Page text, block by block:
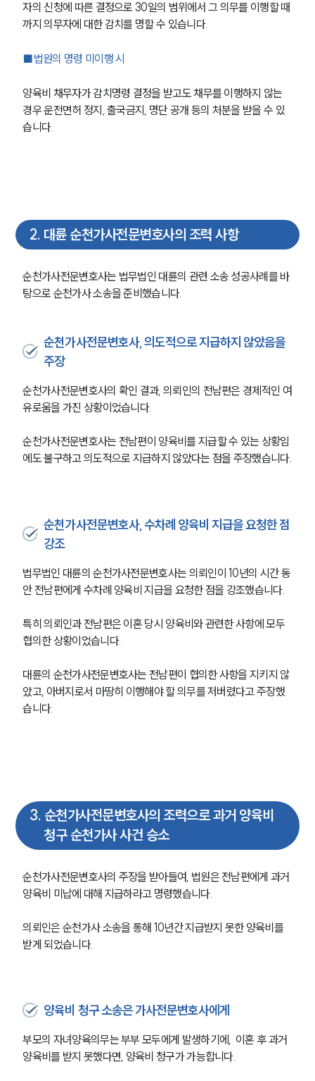
부소개
대륜의 강점
오시는 길
글로벌 파트너 로펌
자의 신청에 따른 결정으로 30일의 범위에서 그 의무를 이행할 때
까지 의무자에 대한 감치를 명할 수 있습니다.
■법원의 명령 미이행 시
양육비 채무자가 감치명령 결정을 받고도 채무를 이행하지 않는
경우 운전면허 정지, 출국금지, 명단 공개 등의 처분을 받을 수 있
습니다.
2. 대륜 순천가사전문변호사의 조력 사항
순천가사전문변호사는 법무법인 대륜의 관련 소송 성공사례를 바
탕으로 순천가사 소송을 준비했습니다.
순천가사전문변호사, 의도적으로 지급하지 않았음을
주장
순천가사전문변호사의 확인 결과, 의뢰인의 전남편은 경제적인 여
유로움을 가진 상황이었습니다.
순천가사전문변호사는 전남편이 양육비를 지급할 수 있는 상황임
에도 불구하고 의도적으로 지급하지 않았다는 점을 주장했습니다.
순천가사전문변호사, 수차례 양육비 지급을 요청한 점
강조
법무법인 대륜의 순천가사전문변호사는 의뢰인이 10년의 시간 동
안 전남편에게 수차례 양육비 지급을 요청한 점을 강조했습니다.
특히 의뢰인과 전남편은 이혼 당시 양육비와 관련한 사항에 모두
협의한 상황이었습니다.
대륜의 순천가사전문변호사는 전남편이 협의한 사항을 지키지 않
았고, 아버지로서 마땅히 이행해야 할 의무를 저버렸다고 주장했
습니다.
3. 순천가사전문변호사의 조력으로 과거 양육비
청구 순천가사 사건 승소
순천가사전문변호사의 주장을 받아들여, 법원은 전남편에게 과거
양육비 미납에 대해 지급하라고 명령했습니다.
의뢰인은 순천가사 소송을 통해 10년간 지급받지 못한 양육비를
받게 되었습니다.
양육비 청구 소송은 가사전문변호사에게
부모의 자녀양육의무는 부부 모두에게 발생하기에,  이혼 후 과거
양육비를 받지 못했다면, 양육비 청구가 가능합니다.